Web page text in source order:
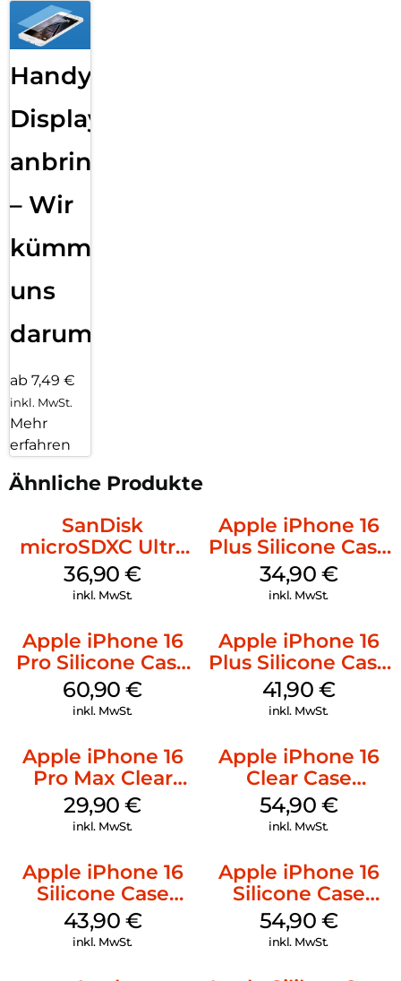
Handy
Displayfolie
anbringen
– Wir
kümmern
uns
darum!
ab 7,49 €
inkl. MwSt.
Mehr
erfahren
Ähnliche Produkte
SanDisk
microSDXC Ultra
128 GB + Adapter
Mobile
36,90€
inkl. MwSt.
Apple iPhone 16
Plus Silicone Case
MagSafe Lake
Green
34,90 €
inkl. MwSt.
Apple iPhone 16
Pro Silicone Case
MagSafe Stone
Gray
60,90€
inkl. MwSt.
Apple iPhone 16
Plus Silicone Case
MagSafe Stone
Gray
41,90 €
inkl. MwSt.
Apple iPhone 16
Pro Max Clear
Case MagSafe
Transparent
29,90€
inkl. MwSt.
Apple iPhone 16
Clear Case
MagSafe
Transparent
54,90 €
inkl. MwSt.
Apple iPhone 16
Silicone Case
MagSafe Plum
43,90 €
inkl. MwSt.
Apple iPhone 16
Silicone Case
MagSafe Lake
Green
54,90 €
inkl. MwSt.